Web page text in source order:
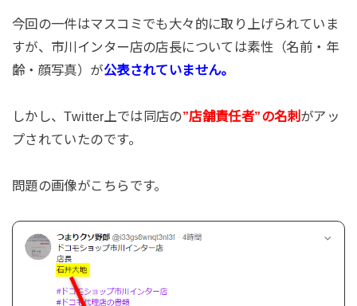
今回の一件はマスコミでも大々的に取り上げられていま
すが、市川インター店の店長については素性（名前・年
齢・顔写真）が公表されていません。
しかし、Twitter上では同店の”店舗責任者”の名刺 がアッ
プされていたのです。
問題の画像がこちらです。